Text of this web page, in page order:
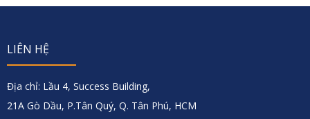
LIÊN HỆ
Địa chỉ: Lầu 4, Success Building,
21A Gò Dầu, P.Tân Quý, Q. Tân Phú, HCM